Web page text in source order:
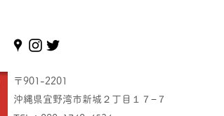
〒901-2201
沖縄県宜野湾市新城２丁目１７−７